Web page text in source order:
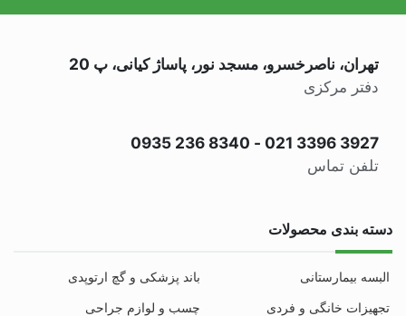
تهران، ناصرخسرو، مسجد نور، پاساژ کیانی، پ 20
دفتر مرکزی
021 3396 3927
-
0935 236 8340
تلفن تماس
دسته بندی محصولات
البسه بیمارستانی
باند پزشکی و گچ ارتوپدی
تجهیزات خانگی و فردی
چسب و لوازم جراحی